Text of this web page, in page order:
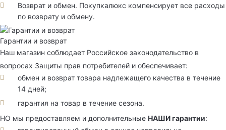
Возврат и обмен. Покупкалюкс компенсирует все расходы
по возврату и обмену.
Гарантии и возврат
Наш магазин соблюдает Российское законодательство в
вопросах Защиты прав потребителей и обеспечивает:
обмен и возврат товара надлежащего качества в течение
14 дней;
гарантия на товар в течение сезона.
НО мы предоставляем и дополнительные НАШИ гарантии: